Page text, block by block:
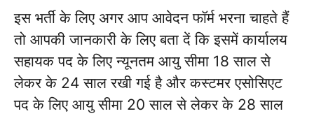
इस भर्ती के लिए अगर आप आवेदन फॉर्म भरना चाहते हैं
तो आपकी जानकारी के लिए बता दें कि इसमें कार्यालय
सहायक पद के लिए न्यूनतम आयु सीमा 18 साल से
लेकर के 24 साल रखी गई है और कस्टमर एसोसिएट
पद के लिए आयु सीमा 20 साल से लेकर के 28 साल